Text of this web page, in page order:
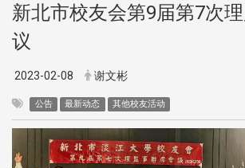
新北市校友会第9届第7次
议
2023-02-08 谢文彬
公告 最新动态 其他校友活动